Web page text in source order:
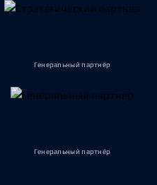
Генеральный партнёр
Генеральный партнёр